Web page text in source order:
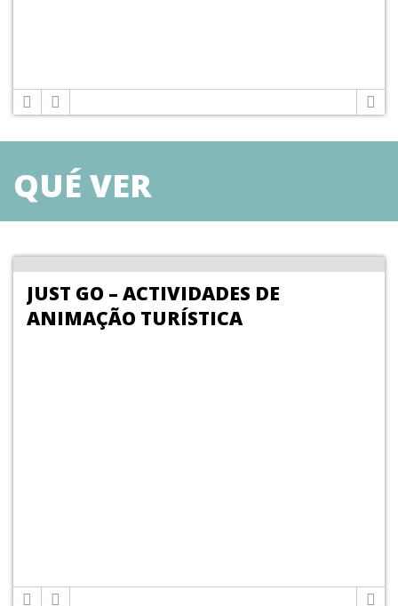
QUÉ VER
JUST GO – ACTIVIDADES DE
ANIMAÇÃO TURÍSTICA